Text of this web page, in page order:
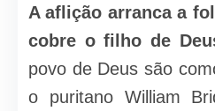
A aflição arranca a
cobre o filho de
povo de Deus são
o puritano William